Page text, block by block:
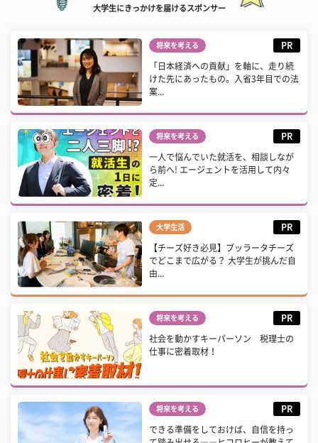
大学生にきっかけを届けるスポンサー
将来を考える PR
「日本経済への貢献」を軸に、走り続
けた先にあったもの。入省3年目での法
案...
将来を考える PR
一人で悩んでいた就活を、相談しなが
ら前へ! エージェントを活用して内々
定...
大学生活 PR
【チーズ好き必見】ブッラータチーズ
でどこまで広がる？ 大学生が挑んだ自
由...
将来を考える PR
社会を動かすキーパーソン 税理士の
仕事に密着取材！
将来を考える PR
できる準備をしておけば、自信を持っ